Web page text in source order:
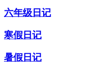
六年级日记
寒假日记
暑假日记